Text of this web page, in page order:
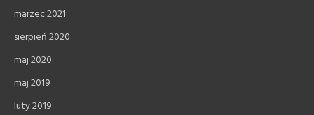
marzec 2021
sierpień 2020
maj 2020
maj 2019
luty 2019